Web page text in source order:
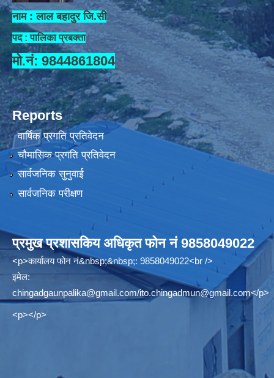
नाम : लाल बहादुर जि.सी
पद : पालिका प्रबक्ता
मो.नं: 9844861804
Reports
वार्षिक प्रगति प्रतिवेदन
चौमासिक प्रगति प्रतिवेदन
सार्वजनिक सुनुवाई
सार्वजनिक परीक्षण
प्रमुख प्रशासकिय अधिकृत फोन नं 9858049022
<p>कार्यालय फोन नं&nbsp;&nbsp;: 9858049022<br />
इमेल:
chingadgaunpalika@gmail.com/ito.chingadmun@gmail.com</p>
<p></p>